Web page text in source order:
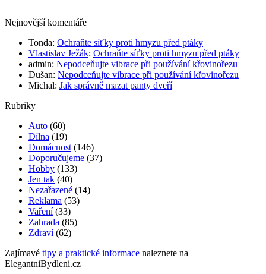
Nejnovější komentáře
Tonda: Ochraňte síťky proti hmyzu před ptáky
Vlastislav Ježák: Ochraňte síťky proti hmyzu před ptáky
admin: Nepodceňujte vibrace při používání křovinořezu
Dušan: Nepodceňujte vibrace při používání křovinořezu
Michal: Jak správně mazat panty dveří
Rubriky
Auto (60)
Dílna (19)
Domácnost (146)
Doporučujeme (37)
Hobby (133)
Jen tak (40)
Nezařazené (14)
Reklama (53)
Vaření(33)
Zahrada (85)
Zdraví(62)
Zajímavé tipy a praktické informace naleznete na
ElegantniBydleni.cz